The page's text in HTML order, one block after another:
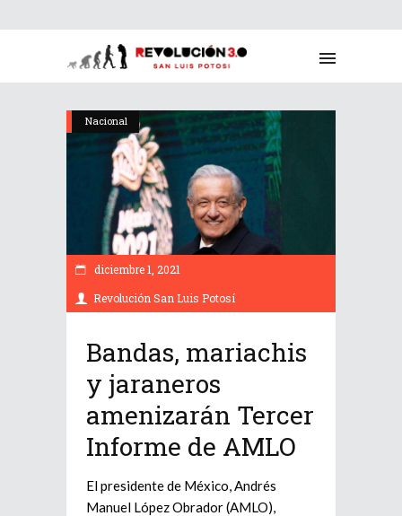
Nacional
diciembre 1, 2021
Revolución San Luis Potosí
Bandas, mariachis
y jaraneros
amenizarán Tercer
Informe de AMLO
El presidente de México, Andrés
Manuel López Obrador (AMLO),